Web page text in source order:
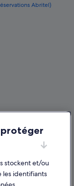
Abritel)
protéger
stockent et/ou
les identifiants